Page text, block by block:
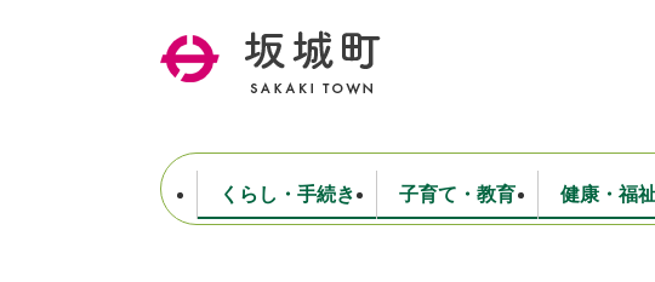
くらし・手続き 子育て・教育 健康・福